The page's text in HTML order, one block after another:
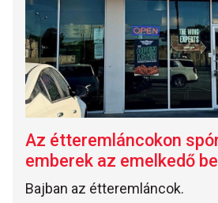
Az étteremláncokon
emberek az emelkedő
Bajban az étteremláncok.